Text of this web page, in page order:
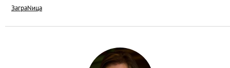
ЗаграNица